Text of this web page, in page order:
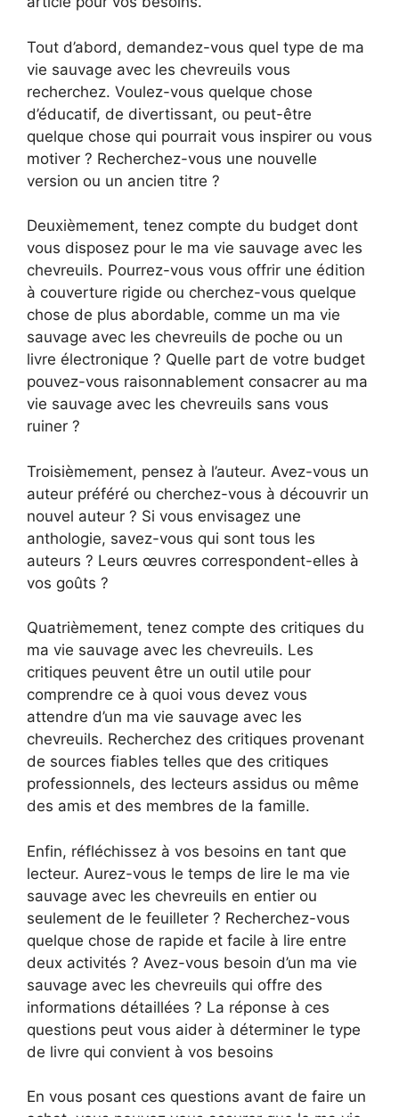
Tout d’abord, demandez-vous quel type de ma
vie sauvage avec les chevreuils vous
recherchez. Voulez-vous quelque chose
d’éducatif, de divertissant, ou peut-être
quelque chose qui pourrait vous inspirer ou vous
motiver ? Recherchez-vous une nouvelle
version ou un ancien titre ?
Deuxièmement, tenez compte du budget dont
vous disposez pour le ma vie sauvage avec les
chevreuils. Pourrez-vous vous offrir une édition
à couverture rigide ou cherchez-vous quelque
chose de plus abordable, comme un ma vie
sauvage avec les chevreuils de poche ou un
livre électronique ? Quelle part de votre budget
pouvez-vous raisonnablement consacrer au ma
vie sauvage avec les chevreuils sans vous
ruiner ?
Troisièmement, pensez à l’auteur. Avez-vous un
auteur préféré ou cherchez-vous à découvrir un
nouvel auteur ? Si vous envisagez une
anthologie, savez-vous qui sont tous les
auteurs ? Leurs œuvres correspondent-elles à
vos goûts ?
Quatrièmement, tenez compte des critiques du
ma vie sauvage avec les chevreuils. Les
critiques peuvent être un outil utile pour
comprendre ce à quoi vous devez vous
attendre d’un ma vie sauvage avec les
chevreuils. Recherchez des critiques provenant
de sources fiables telles que des critiques
professionnels, des lecteurs assidus ou même
des amis et des membres de la famille.
Enfin, réfléchissez à vos besoins en tant que
lecteur. Aurez-vous le temps de lire le ma vie
sauvage avec les chevreuils en entier ou
seulement de le feuilleter ? Recherchez-vous
quelque chose de rapide et facile à lire entre
deux activités ? Avez-vous besoin d’un ma vie
sauvage avec les chevreuils qui offre des
informations détaillées ? La réponse à ces
questions peut vous aider à déterminer le type
de livre qui convient à vos besoins
En vous posant ces questions avant de faire un